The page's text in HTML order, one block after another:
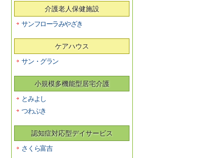
介護老人保健施設
サンフローラみやざき
ケアハウス
サン・グラン
小規模多機能型居宅介護
とみよし
つわぶき
認知症対応型デイサービス
さくら富吉